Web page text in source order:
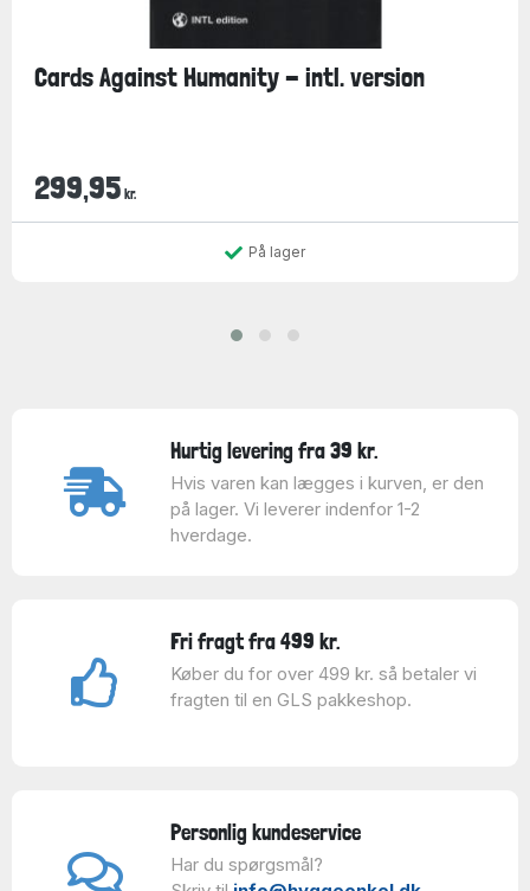
Cards Against Humanity - intl. version
299,95 kr.
På lager
Hurtig levering fra 39 kr.
Hvis varen kan lægges i kurven, er den
på lager. Vi leverer indenfor 1-2
hverdage.
Fri fragt fra 499 kr.
Køber du for over 499 kr. så betaler vi
fragten til en GLS pakkeshop.
Personlig kundeservice
Har du spørgsmål?